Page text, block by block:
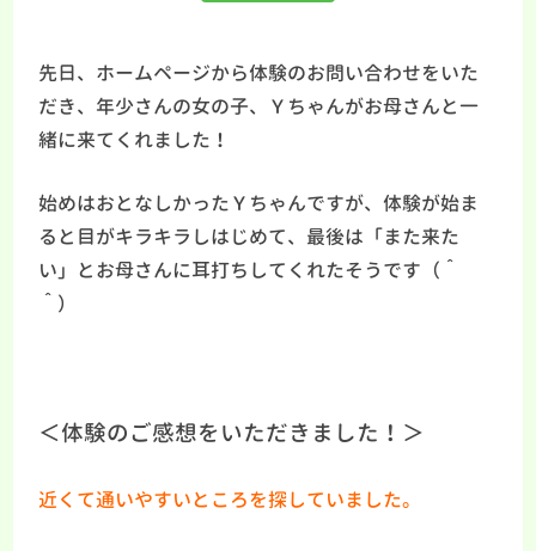
先日、ホームページから体験のお問い合わせをいた
だき、年少さんの女の子、Ｙちゃんがお母さんと一
緒に来てくれました！
始めはおとなしかったＹちゃんですが、体験が始ま
ると目がキラキラしはじめて、最後は「また来た
い」とお母さんに耳打ちしてくれたそうです（＾
＾）
＜体験のご感想をいただきました！＞
近くて通いやすいところを探していました。